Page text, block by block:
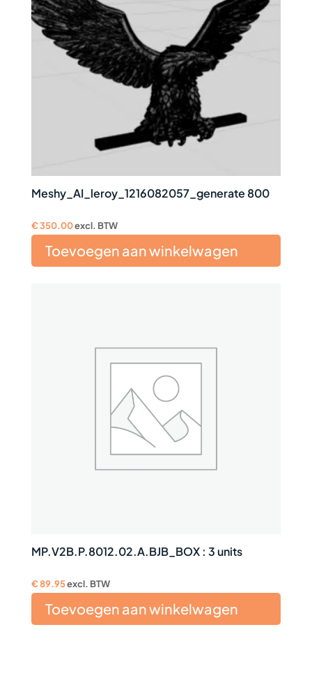
Meshy_AI_leroy_1216082057_generate 800
€350.00excl. BTW
Toevoegen aan winkelwagen
MP.V2B.P.8012.02.A.BJB_BOX : 3 units
€89.95excl. BTW
Toevoegen aan winkelwagen